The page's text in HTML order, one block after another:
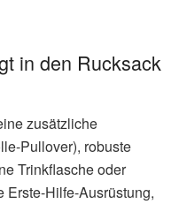
in den Rucksack
zusätzliche
Pullover), robuste
Trinkflasche oder
Erste-Hilfe-Ausrüstung,